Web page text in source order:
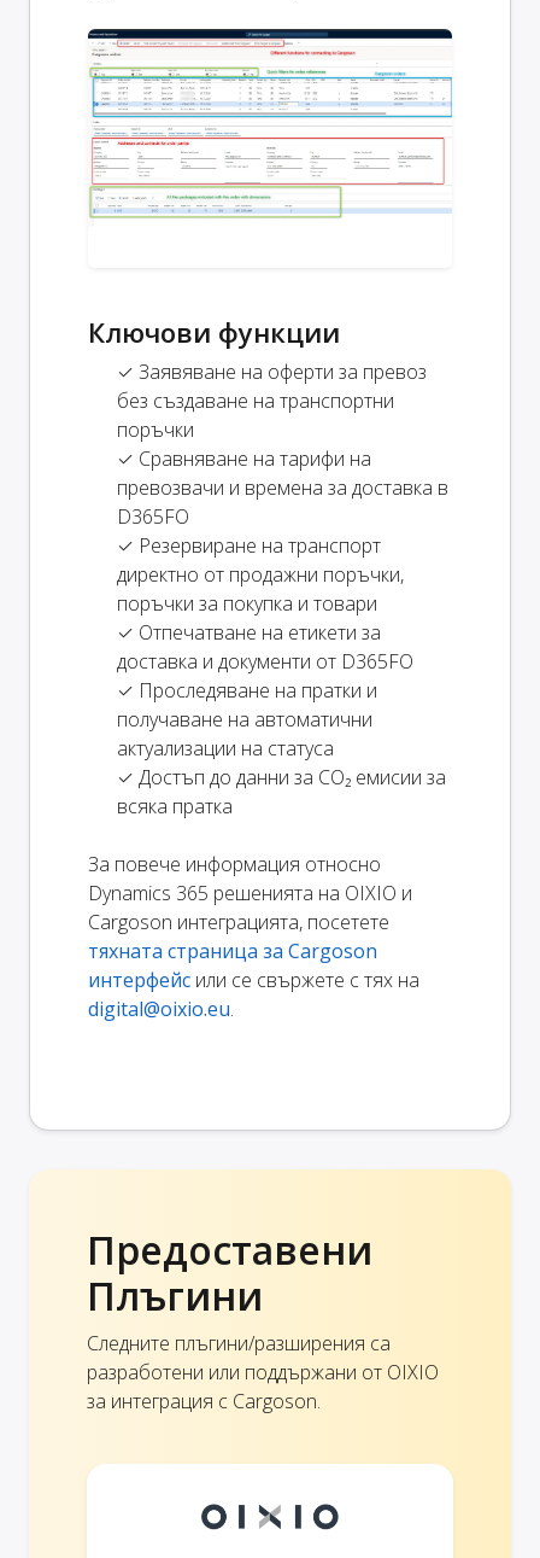
Ключови функции
✓ Заявяване на оферти за превоз
без създаване на транспортни
поръчки
✓ Сравняване на тарифи на
превозвачи и времена за доставка в
D365FO
✓ Резервиране на транспорт
директно от продажни поръчки,
поръчки за покупка и товари
✓ Отпечатване на етикети за
доставка и документи от D365FO
✓ Проследяване на пратки и
получаване на автоматични
актуализации на статуса
✓ Достъп до данни за CO₂ емисии за
всяка пратка
За повече информация относно
Dynamics 365 решенията на OIXIO и
Cargoson интеграцията, посетете
тяхната страница за Cargoson
интерфейс или се свържете с тях на
digital@oixio.eu.
Предоставени
Плъгини
Следните плъгини/разширения са
разработени или поддържани от OIXIO
за интеграция с Cargoson.